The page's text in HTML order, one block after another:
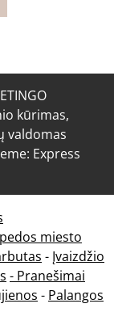
kūrimas,
valdomas
Express
miesto
- Įvaizdžio
- Pranešimai
- Palangos